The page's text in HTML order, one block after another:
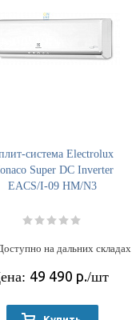
система Electrolux
Super DC Inverter
EACS/I-09 HM/N3
на дальних складах
49 490 р./шт